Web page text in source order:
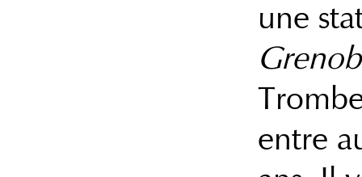
une
entre